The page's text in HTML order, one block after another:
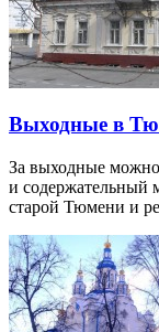
Выходные в
За выходные
и содержательный
старой Тюмени и